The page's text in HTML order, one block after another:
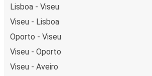
Lisboa - Viseu
Viseu - Lisboa
Oporto - Viseu
Viseu - Oporto
Viseu - Aveiro